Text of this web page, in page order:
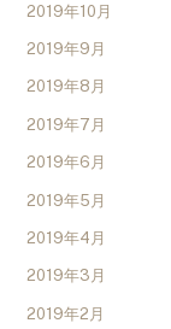
2019年10月
2019年9月
2019年8月
2019年7月
2019年6月
2019年5月
2019年4月
2019年3月
2019年2月